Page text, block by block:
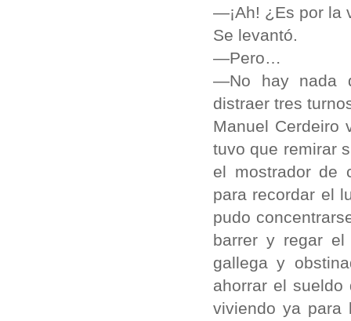
—¡Ah! ¿Es por la
Se levantó.
—Pero…
—No hay nada
distraer tres
Manuel Cerdeiro
tuvo que remirar
el mostrador de
para recordar el
pudo
barrer y regar
gallega y
ahorrar el
viviendo ya para